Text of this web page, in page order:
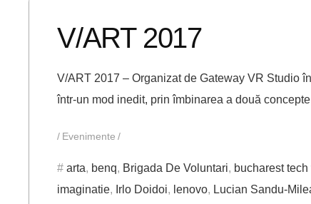
V/ART 2017
V/ART 2017 – Organizat de Gateway VR Studio
într-un mod inedit, prin îmbinarea a două
Evenimente
arta, benq, Brigada De Voluntari, bucharest
imaginatie, Irlo Doidoi, lenovo, Lucian Sandu-